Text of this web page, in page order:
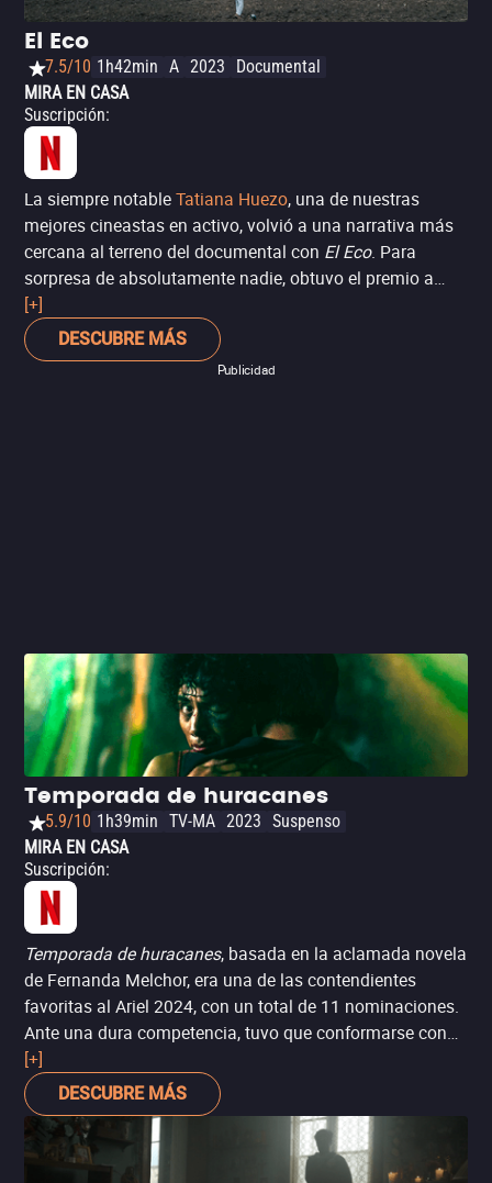
El Eco
7.5/10 1h42min A 2023
Documental
MIRA EN CASA
Suscripción:
La siempre notableTatiana Huezo, una de nuestras
mejores cineastas en activo, volvió a una narrativa más
cercana al terreno del documental con El Eco. Para
sorpresa de absolutamente nadie, obtuvo el premio a
Mejor largometraje documental, además de sumar Mejor
fotografía y Mejor música original.
[+]
DESCUBRE MÁS
Publicidad
Temporada de huracanes
5.9/10 1h39min TV-MA 2023 Suspenso
MIRA EN CASA
Suscripción:
Temporada de huracanes, basada en la aclamada novela
de Fernanda Melchor, era una de las contendientes
favoritas al Ariel 2024, con un total de 11 nominaciones.
Ante una dura competencia, tuvo que conformarse con
tres: Mejor maquillaje, Mejor edición y Mejor guión
adaptado, firmado por Elisa Miller y Daniela Gómez.
[+]
DESCUBRE MÁS